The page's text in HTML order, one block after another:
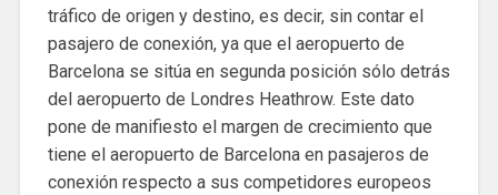
tráfico de origen y destino, es decir, sin contar el
pasajero de conexión, ya que el aeropuerto de
Barcelona se sitúa en segunda posición sólo detrás
del aeropuerto de Londres Heathrow. Este dato
pone de manifiesto el margen de crecimiento que
tiene el aeropuerto de Barcelona en pasajeros de
conexión respecto a sus competidores europeos